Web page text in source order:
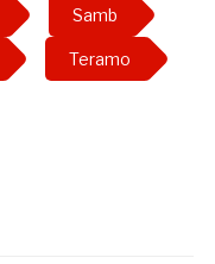
Samb
Teramo